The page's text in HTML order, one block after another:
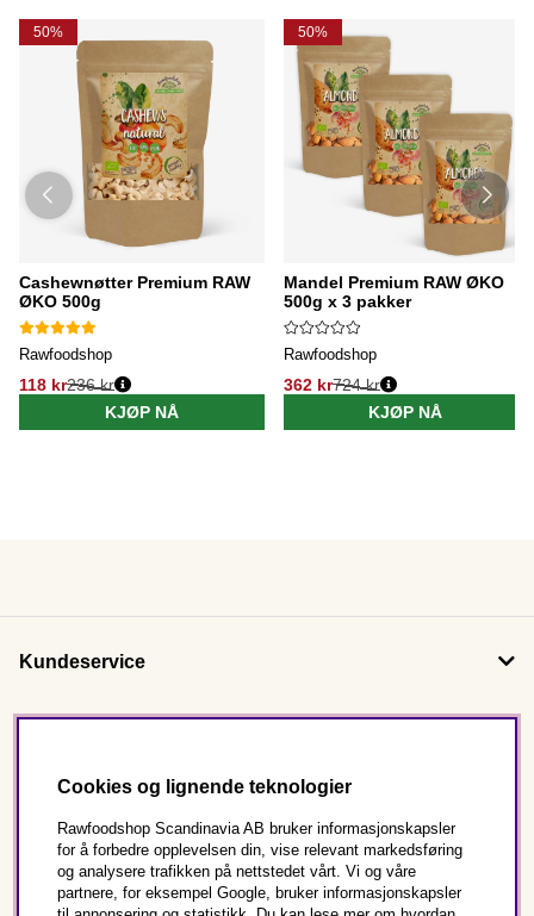
50%
Cashewnøtter Premium RAW
ØKO 500g
Rawfoodshop
118 kr236 kr
KJØP NÅ
50%
Mandel Premium RAW ØKO
500g x 3 pakker
Rawfoodshop
362 kr724 kr
KJØP NÅ
Kundeservice
Dette er Rawfoodshop
Cookies og lignende teknologier
Rawfoodshop Scandinavia AB bruker informasjonskapsler
for å forbedre opplevelsen din, vise relevant markedsføring
og analysere trafikken på nettstedet vårt. Vi og våre
partnere, for eksempel Google, bruker informasjonskapsler